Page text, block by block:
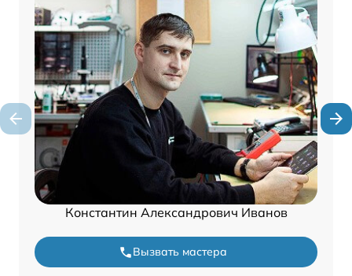
Константин Александрович Иванов
Вызвать мастера